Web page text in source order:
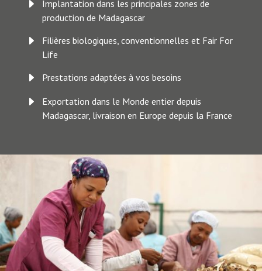
E
Implantation dans les principales zones de
production de Madagascar
E
Filières biologiques, conventionnelles et Fair For
Life
E Prestations adaptées à vos besoins
E
Exportation dans le Monde entier depuis
Madagascar, livraison en Europe depuis la France